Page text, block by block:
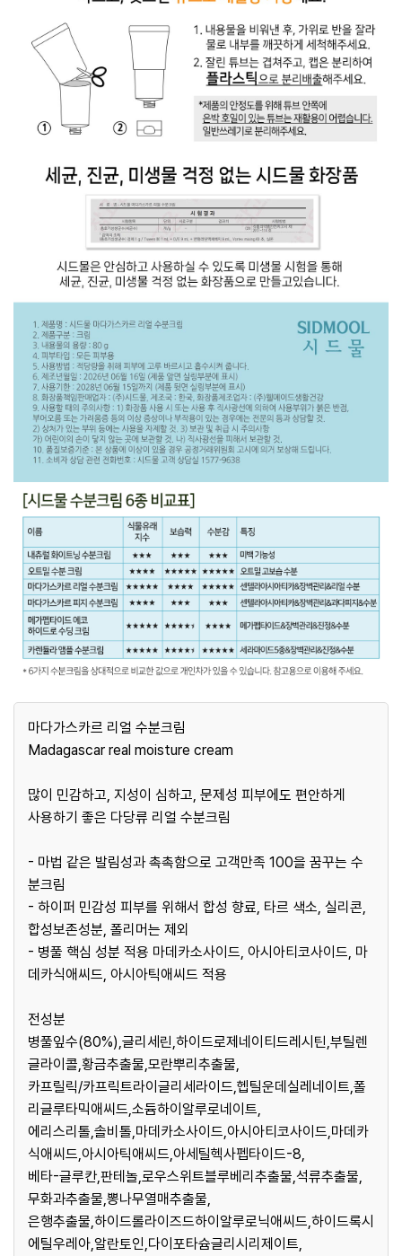
마다가스카르 리얼 수분크림
Madagascar real moisture cream
많이 민감하고, 지성이 심하고, 문제성 피부에도 편안하게
사용하기 좋은 다당류 리얼 수분크림
- 마법 같은 발림성과 촉촉함으로 고객만족 100을 꿈꾸는 수
분크림
- 하이퍼 민감성 피부를 위해서 합성 향료, 타르 색소, 실리콘,
합성보존성분, 폴리머는 제외
- 병풀 핵심 성분 적용 마데카소사이드, 아시아티코사이드, 마
데카식애씨드, 아시아틱애씨드 적용
전성분
병풀잎수(80%),글리세린,하이드로제네이티드레시틴,부틸렌
글라이콜,황금추출물,모란뿌리추출물,
카프릴릭/카프릭트라이글리세라이드,헵틸운데실레네이트,폴
리글루타믹애씨드,소듐하이알루로네이트,
에리스리톨,솔비톨,마데카소사이드,아시아티코사이드,마데카
식애씨드,아시아틱애씨드,아세틸헥사펩타이드-8,
베타-글루칸,판테놀,로우스위트블루베리추출물,석류추출물,
무화과추출물,뽕나무열매추출물,
은행추출물,하이드롤라이즈드하이알루로닉애씨드,하이드록시
에틸우레아,알란토인,다이포타슘글리시리제이트,